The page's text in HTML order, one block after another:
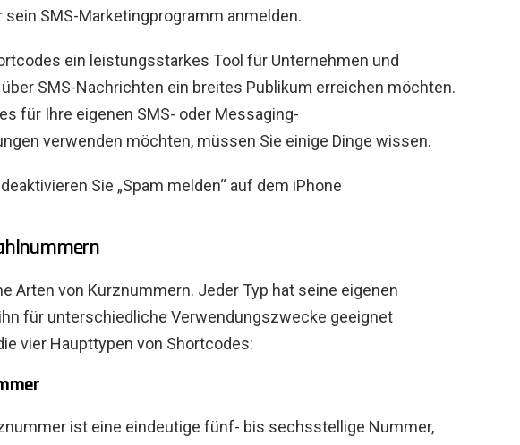
SMS-Marketingprogramm anmelden.
ein leistungsstarkes Tool für Unternehmen und
SMS-Nachrichten ein breites Publikum erreichen möchten.
für Ihre eigenen SMS- oder Messaging-
verwenden möchten, müssen Sie einige Dinge wissen.
Sie „Spam melden“ auf dem iPhone
Arten von Kurznummern. Jeder Typ hat seine eigenen
für unterschiedliche Verwendungszwecke geeignet
vier Haupttypen von Shortcodes:
ist eine eindeutige fünf- bis sechsstellige Nummer,